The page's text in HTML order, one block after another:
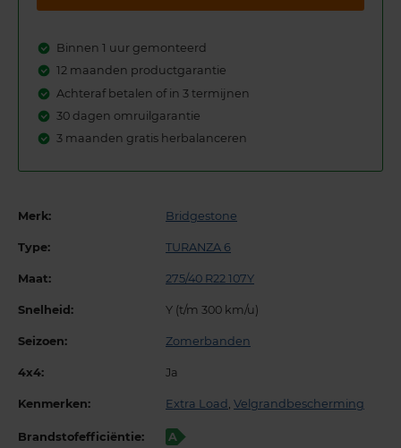
Binnen 1 uur gemonteerd
12 maanden productgarantie
Achteraf betalen of in 3 termijnen
30 dagen omruilgarantie
3 maanden gratis herbalanceren
Merk: Bridgestone
Type: TURANZA 6
Maat: 275/40 R22 107Y
Snelheid: Y (t/m 300 km/u)
Seizoen: Zomerbanden
4x4: Ja
Kenmerken: Extra Load Velgrandbescherming
Brandstofefficiëntie: A